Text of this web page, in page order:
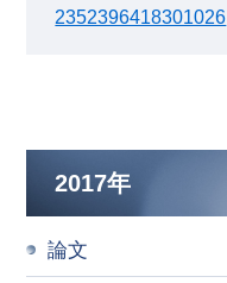
2352396418301026
2017年
論文